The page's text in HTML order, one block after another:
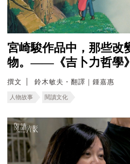
宮崎駿作品中，那些改
物。——《吉卜力哲學》
撰文 鈴木敏夫・翻譯｜鍾嘉惠
人物故事 閱讀文化